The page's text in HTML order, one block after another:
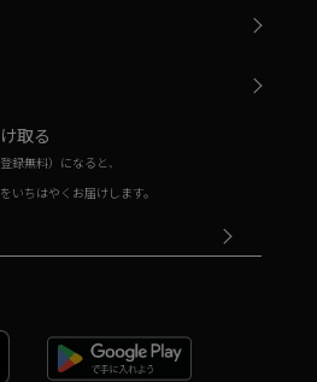
取る
録無料）になると、
いちはやくお届けします。